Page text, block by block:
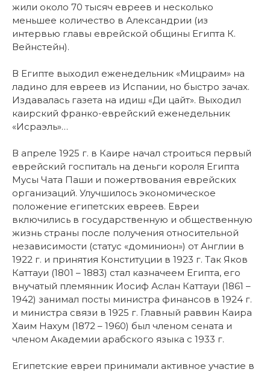
жили около 70 тысяч евреев и несколько
меньшее количество в Александрии (из
интервью главы еврейской общины Египта К.
Вейнстейн).
В Египте выходил еженедельник «Мицраим» на
ладино для евреев из Испании, но быстро зачах.
Издавалась газета на идиш «Ди цайт». Выходил
каирский франко-еврейский еженедельник
«Исраэль»…
В апреле 1925 г. в Каире начал строиться первый
еврейский госпиталь на деньги короля Египта
Мусы Чата Паши и пожертвования еврейских
организаций. Улучшилось экономическое
положение египетских евреев. Евреи
включились в государственную и общественную
жизнь страны после получения относительной
независимости (статус «доминион») от Англии в
1922 г. и принятия Конституции в 1923 г. Так Яков
Каттауи (1801 – 1883) стал казначеем Египта, его
внучатый племянник Иосиф Аслан Каттауи (1861 –
1942) занимал посты министра финансов в 1924 г.
и министра связи в 1925 г. Главный раввин Каира
Хаим Нахум (1872 – 1960) был членом сената и
членом Академии арабского языка с 1933 г.
Египетские евреи принимали активное участие в